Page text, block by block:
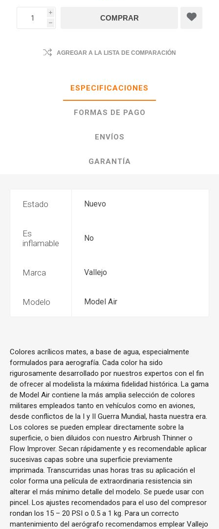
i
h
AGREGAR A LA LISTA DE COMPARACIÓN
ESPECIFICACIONES
FORMAS DE PAGO
ENVÍOS
GARANTÍA
Estado Nuevo
Es
inflamable
No
Marca Vallejo
Modelo Model Air
Colores acrílicos mates, a base de agua, especialmente
formulados para aerografía. Cada color ha sido
rigurosamente desarrollado por nuestros expertos con el fin
de ofrecer al modelista la máxima fidelidad histórica. La gama
de Model Air contiene la más amplia selección de colores
militares empleados tanto en vehículos como en aviones,
desde conflictos de la I y II Guerra Mundial, hasta nuestra era.
Los colores se pueden emplear directamente sobre la
superficie, o bien diluidos con nuestro Airbrush Thinner o
Flow Improver. Secan rápidamente y es recomendable aplicar
sucesivas capas sobre una superficie previamente
imprimada. Transcurridas unas horas tras su aplicación el
color forma una película de extraordinaria resistencia sin
alterar el más mínimo detalle del modelo. Se puede usar con
pincel. Los ajustes recomendados para el uso del compresor
rondan los 15 – 20 PSI o 0.5 a 1 kg. Para un correcto
mantenimiento del aerógrafo recomendamos emplear Vallejo